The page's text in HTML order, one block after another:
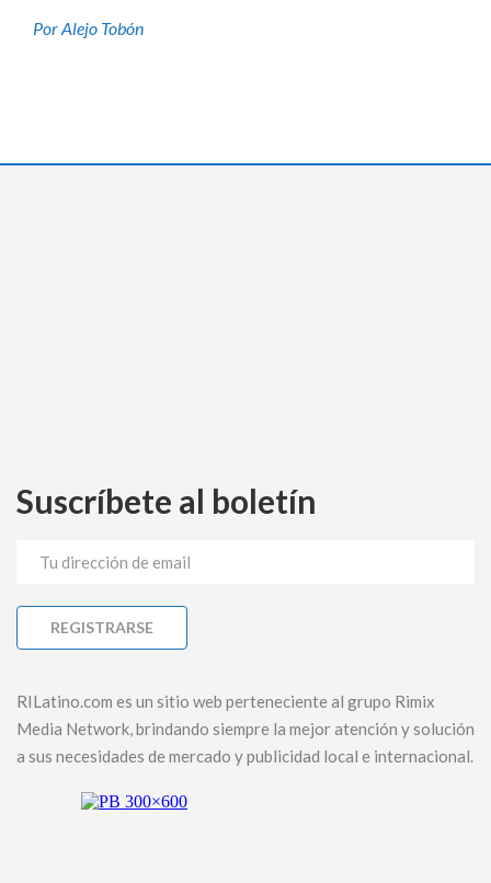
Por Alejo Tobón
Suscríbete al boletín
RILatino.com es un sitio web perteneciente al grupo Rimix
Media Network, brindando siempre la mejor atención y solución
a sus necesidades de mercado y publicidad local e internacional.